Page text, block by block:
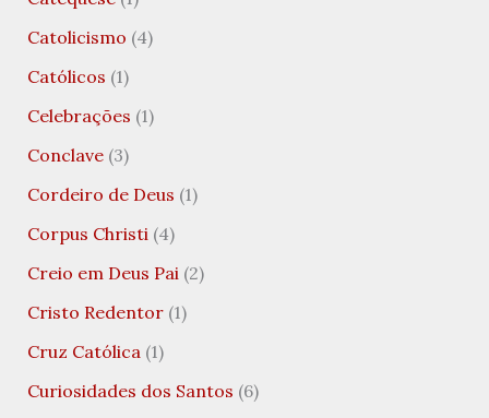
Catolicismo (4)
Católicos (1)
Celebrações (1)
Conclave(3)
Cordeiro de Deus (1)
Corpus Christi(4)
Creio em Deus Pai(2)
Cristo Redentor(1)
Cruz Católica(1)
Curiosidades dos Santos (6)